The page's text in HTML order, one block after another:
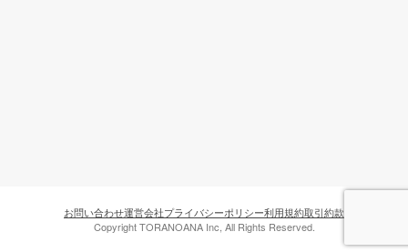
お問い合わせ運営会社プライバシーポリシー利用規約取引約款
Copyright TORANOANA Inc, All Rights Reserved.